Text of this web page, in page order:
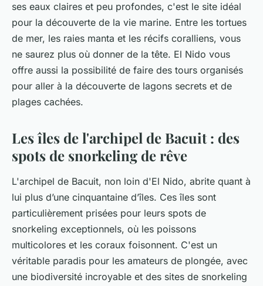
ses eaux claires et peu profondes, c'est le site idéal
pour la découverte de la vie marine. Entre les tortues
de mer, les raies manta et les récifs coralliens, vous
ne saurez plus où donner de la tête. El Nido vous
offre aussi la possibilité de faire des tours organisés
pour aller à la découverte de lagons secrets et de
plages cachées.
Les îles de l'archipel de Bacuit : des
spots de snorkeling de rêve
L'archipel de Bacuit, non loin d'El Nido, abrite quant à
lui plus d’une cinquantaine d’îles. Ces îles sont
particulièrement prisées pour leurs spots de
snorkeling exceptionnels, où les poissons
multicolores et les coraux foisonnent. C'est un
véritable paradis pour les amateurs de plongée, avec
une biodiversité incroyable et des sites de snorkeling